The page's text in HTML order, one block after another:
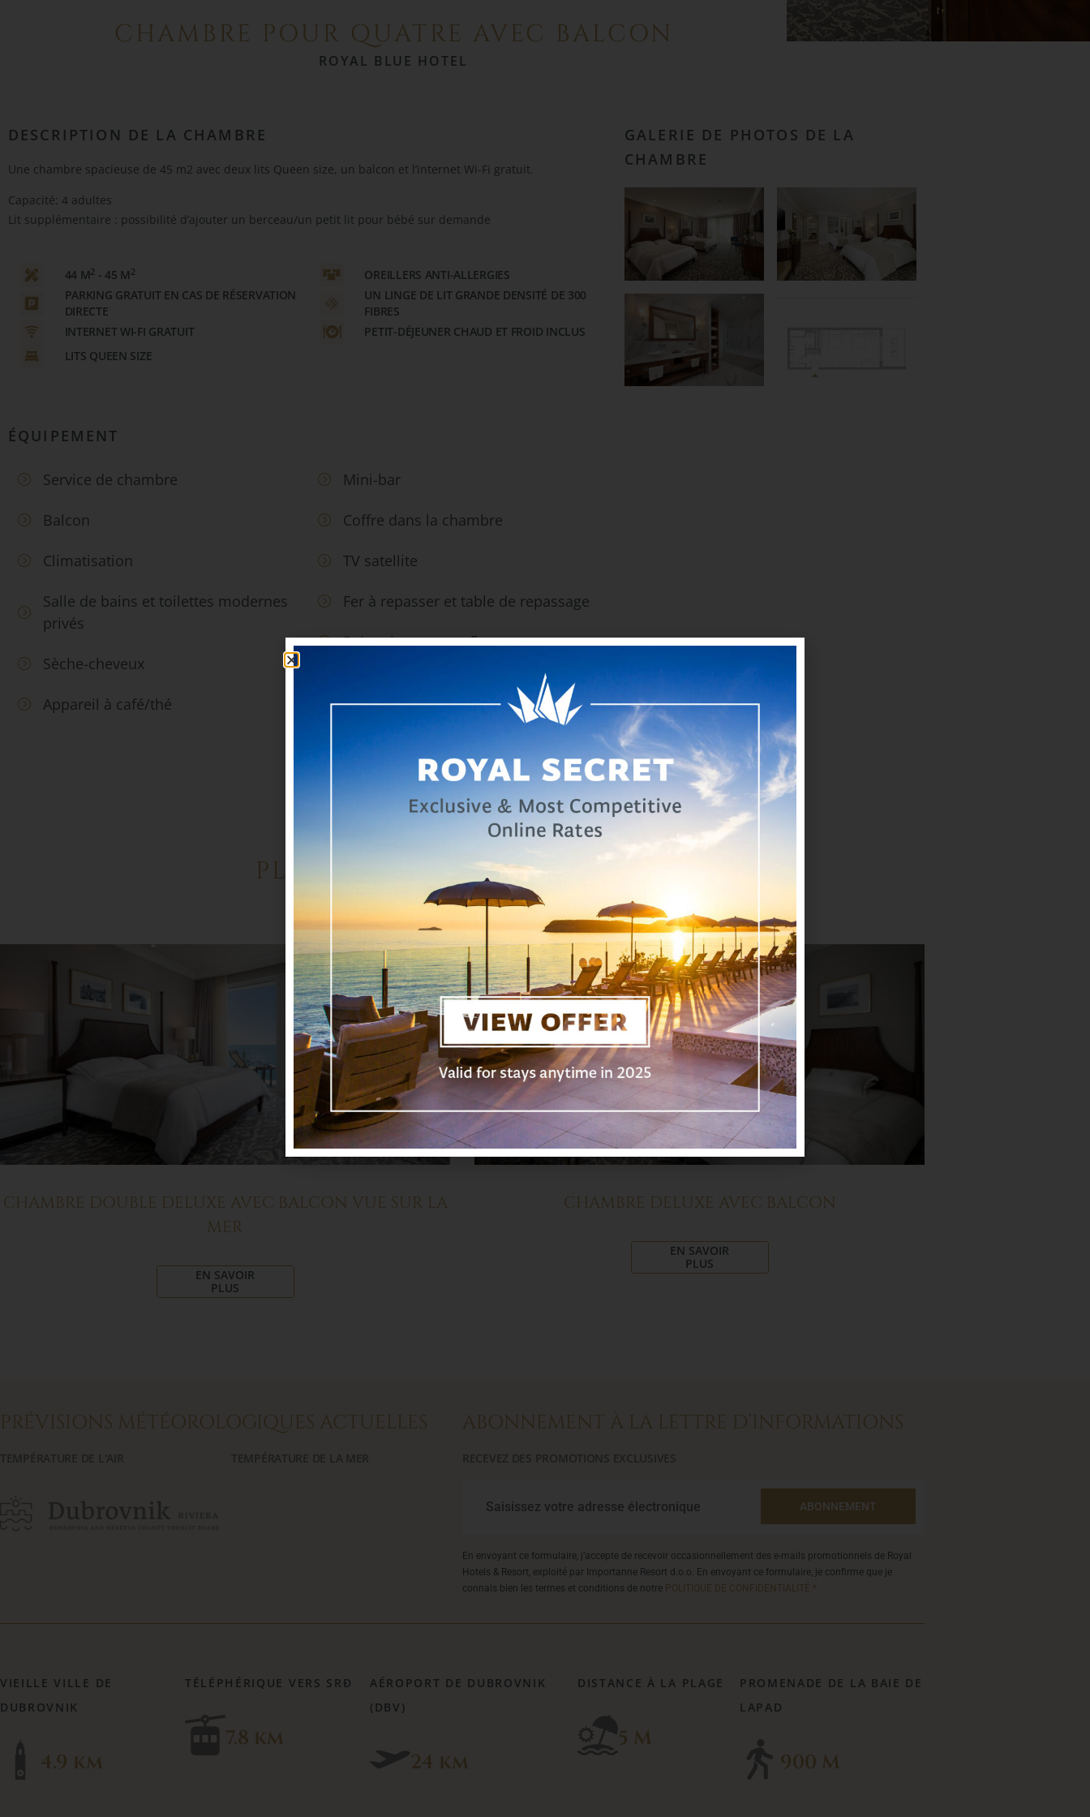
CHAMBRE POUR QUATRE AVEC BALCON
ROYAL BLUE HOTEL
DESCRIPTION DE LA CHAMBRE
Une chambre spacieuse de 45 m2 avec deux lits Queen size, un balcon et l’internet Wi-Fi gratuit.
Capacité: 4 adultes
Lit supplémentaire : possibilité d’ajouter un berceau/un petit lit pour bébé sur demande
44 M2 - 45 M 2
PARKING GRATUIT EN CAS DE RÉSERVATION
DIRECTE
INTERNET WI-FI GRATUIT
LITS QUEEN SIZE
OREILLERS ANTI-ALLERGIES
UN LINGE DE LIT GRANDE DENSITÉ DE 300
FIBRES
PETIT-DÉJEUNER CHAUD ET FROID INCLUS
ÉQUIPEMENT
Service de chambre
Balcon
Climatisation
Salle de bains et toilettes modernes
privés
Sèche-cheveux
Appareil à café/thé
Mini-bar
Coffre dans la chambre
TV satellite
Fer à repasser et table de repassage
Peignoir et pantoufles
L’ensemble du bâtiment est adapté
GALERIE DE PHOTOS DE LA
CHAMBRE
PLUS DE TYPES DE CHAMBRES
ROYAL BLUE HOTEL
CHAMBRE DOUBLE DELUXE AVEC BALCON VUE SUR LA
MER
EN SAVOIR
PLUS
CHAMBRE DELUXE AVEC BALCON
EN SAVOIR
PLUS
PRÉVISIONS MÉTÉOROLOGIQUES ACTUELLES ABONNEMENT À LA LETTRE D’INFORMATIONS
ABONNEMENT
En envoyant ce formulaire, j’accepte de recevoir occasionnellement des e-mails promotionnels de Royal
Hotels & Resort, exploité par Importanne Resort d.o.o. En envoyant ce formulaire, je confirme que je
connais bien les termes et conditions de notre POLITIQUE DE CONFIDENTIALITÉ.*
VIEILLE VILLE DE
DUBROVNIK
4.9 km
TÉLÉPHÉRIQUE VERS SRĐ
7.8 km
AÉROPORT DE DUBROVNIK
(DBV)
24 km
DISTANCE À LA PLAGE
5 M
PROMENADE DE LA BAIE DE
LAPAD
900 M